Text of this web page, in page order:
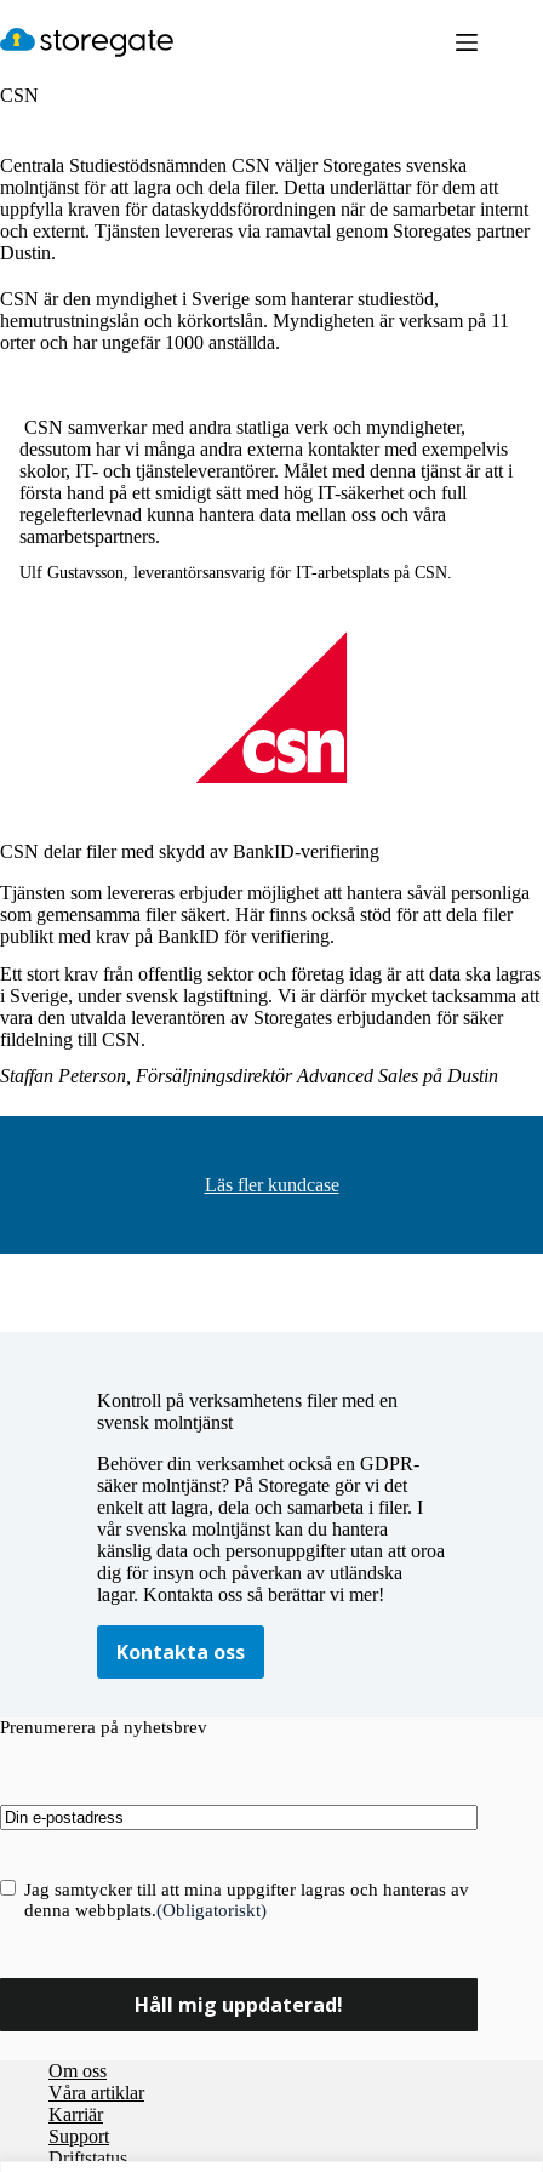
till
innehåll
CSN
Centrala Studiestödsnämnden CSN väljer Storegates svenska
molntjänst för att lagra och dela filer. Detta underlättar för dem att
uppfylla kraven för dataskyddsförordningen när de samarbetar internt
och externt. Tjänsten levereras via ramavtal genom Storegates partner
Dustin.
CSN är den myndighet i Sverige som hanterar studiestöd,
hemutrustningslån och körkortslån. Myndigheten är verksam på 11
orter och har ungefär 1000 anställda.
CSN samverkar med andra statliga verk och myndigheter,
dessutom har vi många andra externa kontakter med exempelvis
skolor, IT- och tjänsteleverantörer. Målet med denna tjänst är att i
första hand på ett smidigt sätt med hög IT-säkerhet och full
regelefterlevnad kunna hantera data mellan oss och våra
samarbetspartners.
Ulf Gustavsson, leverantörsansvarig för IT-arbetsplats på CSN.
CSN delar filer med skydd av BankID-verifiering
Tjänsten som levereras erbjuder möjlighet att hantera såväl personliga
som gemensamma filer säkert. Här finns också stöd för att dela filer
publikt med krav på BankID för verifiering.
Ett stort krav från offentlig sektor och företag idag är att data ska lagras
i Sverige, under svensk lagstiftning. Vi är därför mycket tacksamma att
vara den utvalda leverantören av Storegates erbjudanden för säker
fildelning till CSN.
Staffan Peterson, Försäljningsdirektör Advanced Sales på Dustin
Läs fler kundcase
Kontroll på verksamhetens filer med en
svensk molntjänst
Behöver din verksamhet också en GDPR-
säker molntjänst? På Storegate gör vi det
enkelt att lagra, dela och samarbeta i filer. I
vår svenska molntjänst kan du hantera
känslig data och personuppgifter utan att oroa
dig för insyn och påverkan av utländska
lagar. Kontakta oss så berättar vi mer!
Kontakta oss
Prenumerera på nyhetsbrev
Email (Obligatoriskt)
Consent(Obligatoriskt)
Jag samtycker till att mina uppgifter lagras och hanteras av
denna webbplats.(Obligatoriskt)
Om oss
Våra artiklar
Karriär
Support
Driftstatus